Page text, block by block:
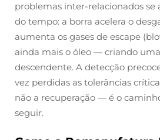
problemas inter-relacionados se
do tempo: a borra acelera o
aumenta os gases de escape
ainda mais o óleo — criando
descendente. A detecção
vez perdidas as tolerâncias
não a recuperação — é o
seguir.